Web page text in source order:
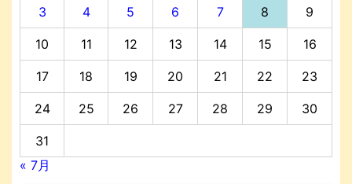
3 4 5 6 7 8 9
10 11 12 13 14 15 16
17 18 19 20 21 22 23
24 25 26 27 28 29 30
31
« 7月